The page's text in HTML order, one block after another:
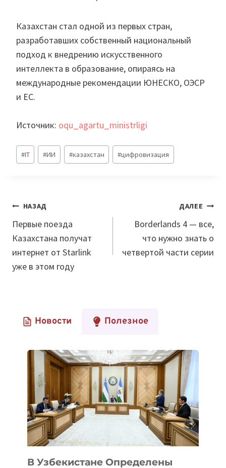
Казахстан стал одной из первых стран,
разработавших собственный национальный
подход к внедрению искусственного
интеллекта в образование, опираясь на
международные рекомендации ЮНЕСКО, ОЭСР
и ЕС.
Источник: oqu_agartu_ministrligi
Метки
записи:
#IT #ИИ #казахстан #цифровизация
Навигация
по
записям
НАЗАД
Первые поезда
Казахстана получат
интернет от Starlink
уже в этом году
ДАЛЕЕ
Borderlands 4 — все,
что нужно знать о
четвертой части серии
Новости Полезное
В Узбекистане Определены